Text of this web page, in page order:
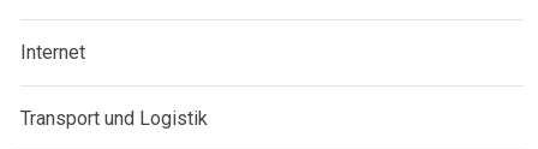
Internet
Transport und Logistik